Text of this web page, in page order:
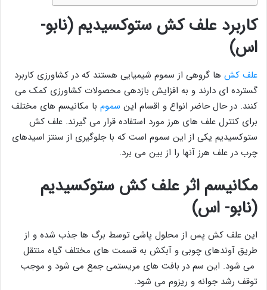
کاربرد علف کش ستوکسیدیم (نابو-
اس)
علف کش ها گروهی از سموم شیمیایی هستند که در کشاورزی کاربرد
گسترده ای دارند و به افزایش بازدهی محصولات کشاورزی کمک می
کنند. در حال حاضر انواع و اقسام این سموم با مکانیسم های مختلف
برای کنترل علف های هرز مورد استفاده قرار می گیرند. علف کش
ستوکسیدیم یکی از این سموم است که با جلوگیری از سنتز اسیدهای
چرب در علف هرز آنها را از بین می برد.
مکانیسم اثر علف کش ستوکسیدیم
(نابو- اس)
این علف کش پس از محلول پاشی توسط برگ ها جذب شده و از
طریق آوندهای چوبی و آبکش به قسمت های مختلف گیاه منتقل
می شود. این سم در بافت های مریستمی جمع می شود و موجب
توقف رشد جوانه و ریزوم می ‌شود.